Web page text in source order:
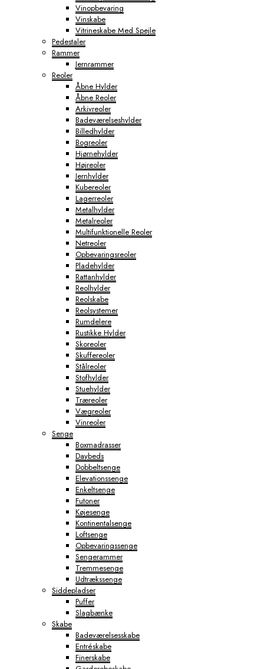
Vinopbevaring
Vinskabe
Vitrineskabe Med Spejle
Pedestaler
Rammer
Jernrammer
Reoler
Åbne Hylder
Åbne Reoler
Arkivreoler
Badeværelseshylder
Billedhylder
Bogreoler
Hjørnehylder
Højreoler
Jernhylder
Kubereoler
Lagerreoler
Metalhylder
Metalreoler
Multifunktionelle Reoler
Netreoler
Opbevaringsreoler
Pladehylder
Rattanhylder
Reolhylder
Reolskabe
Reolsystemer
Rumdelere
Rustikke Hylder
Skoreoler
Skuffereoler
Stålreoler
Stofhylder
Stuehylder
Træreoler
Vægreoler
Vinreoler
Senge
Boxmadrasser
Daybeds
Dobbeltsenge
Elevationssenge
Enkeltsenge
Futoner
Køjesenge
Kontinentalsenge
Loftsenge
Opbevaringssenge
Sengerammer
Tremmesenge
Udtrækssenge
Siddepladser
Puffer
Slagbænke
Skabe
Badeværelsesskabe
Entréskabe
Finerskabe